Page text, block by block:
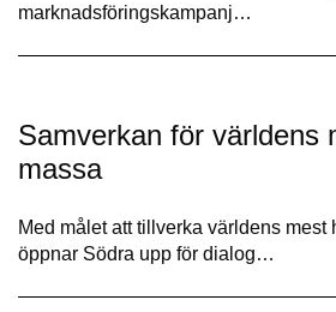
marknadsföringskampanj…
Samverkan för världens
massa
Med målet att tillverka världens mest
öppnar Södra upp för dialog…